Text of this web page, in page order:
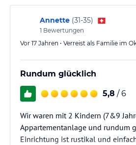
aber sauber. Einrichtung stammt
Jahren. Es wird wenig…
Annette (31-35)
1 Bewertungen
Vor 17 Jahren • Verreist als Familie im
Rundum glücklich
5,8 / 6
Wir waren mit 2 Kindern (7&9
Appartementanlage und rundum
Einrichtung ist rustikal und